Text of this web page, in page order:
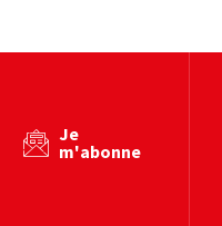
Je
m'abonne